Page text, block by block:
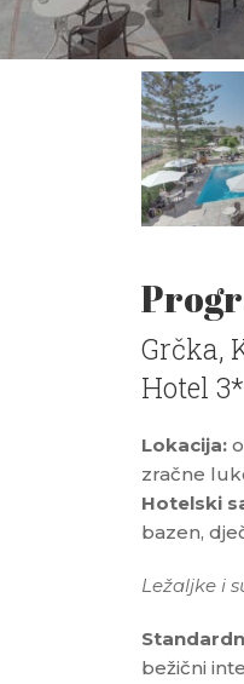
Grčka,
Hotel 3*
Lokacija:
zračne
Hotelski
bazen,
Ležaljke i
bežični